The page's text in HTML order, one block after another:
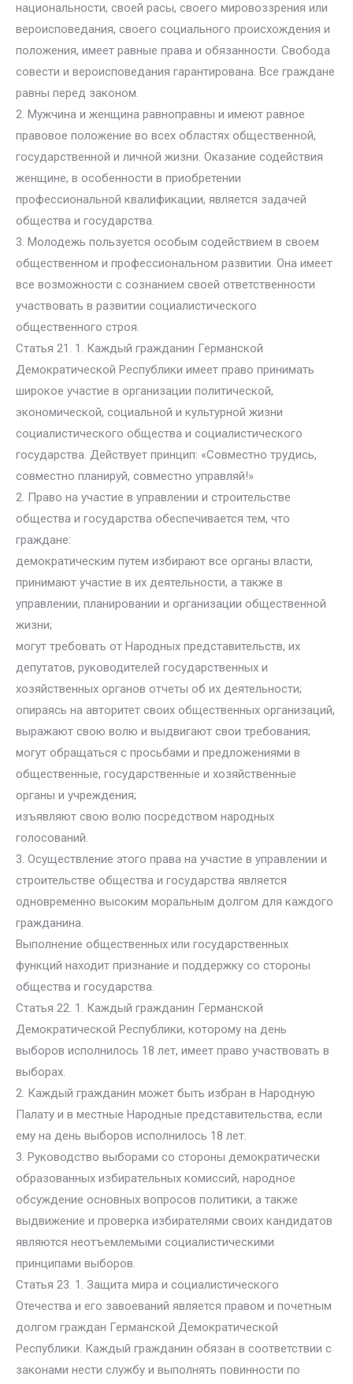
национальности, своей расы, своего мировоззрения или
вероисповедания, своего социального происхождения и
положения, имеет равные права и обязанности. Свобода
совести и вероисповедания гарантирована. Все граждане
равны перед законом.
2. Мужчина и женщина равноправны и имеют равное
правовое положение во всех областях общественной,
государственной и личной жизни. Оказание содействия
женщине, в особенности в приобретении
профессиональной квалификации, является задачей
общества и государства.
3. Молодежь пользуется особым содействием в своем
общественном и профессиональном развитии. Она имеет
все возможности с сознанием своей ответственности
участвовать в развитии социалистического
общественного строя.
Статья 21. 1. Каждый гражданин Германской
Демократической Республики имеет право принимать
широкое участие в организации политической,
экономической, социальной и культурной жизни
социалистического общества и социалистического
государства. Действует принцип: «Совместно трудись,
совместно планируй, совместно управляй!»
2. Право на участие в управлении и строительстве
общества и государства обеспечивается тем, что
граждане:
демократическим путем избирают все органы власти,
принимают участие в их деятельности, а также в
управлении, планировании и организации общественной
жизни;
могут требовать от Народных представительств, их
депутатов, руководителей государственных и
хозяйственных органов отчеты об их деятельности;
опираясь на авторитет своих общественных организаций,
выражают свою волю и выдвигают свои требования;
могут обращаться с просьбами и предложениями в
общественные, государственные и хозяйственные
органы и учреждения;
изъявляют свою волю посредством народных
голосований.
3. Осуществление этого права на участие в управлении и
строительстве общества и государства является
одновременно высоким моральным долгом для каждого
гражданина.
Выполнение общественных или государственных
функций находит признание и поддержку со стороны
общества и государства.
Статья 22. 1. Каждый гражданин Германской
Демократической Республики, которому на день
выборов исполнилось 18 лет, имеет право участвовать в
выборах.
2. Каждый гражданин может быть избран в Народную
Палату и в местные Народные представительства, если
ему на день выборов исполнилось 18 лет.
3. Руководство выборами со стороны демократически
образованных избирательных комиссий, народное
обсуждение основных вопросов политики, а также
выдвижение и проверка избирателями своих кандидатов
являются неотъемлемыми социалистическими
принципами выборов.
Статья 23. 1. Защита мира и социалистического
Отечества и его завоеваний является правом и почетным
долгом граждан Германской Демократической
Республики. Каждый гражданин обязан в соответствии с
законами нести службу и выполнять повинности по